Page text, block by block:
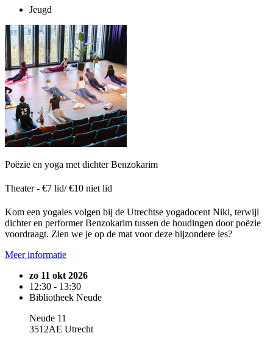
Jeugd
Poëzie en yoga met dichter Benzokarim
Theater - €7 lid/ €10 niet lid
Kom een yogales volgen bij de Utrechtse yogadocent Niki, terwijl
dichter en performer Benzokarim tussen de houdingen door poëzie
voordraagt. Zien we je op de mat voor deze bijzondere les?
Meer informatie
zo 11 okt 2026
12:30 - 13:30
Bibliotheek Neude
Neude 11
3512AE Utrecht